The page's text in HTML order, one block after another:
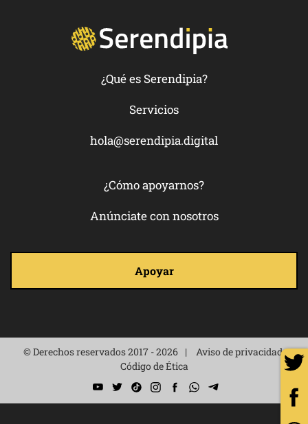
¿Qué es Serendipia?
Servicios
hola@serendipia.digital
¿Cómo apoyarnos?
Anúnciate con nosotros
Apoyar
© Derechos reservados 2017 - 2026
Aviso de privacidad
Código de Ética